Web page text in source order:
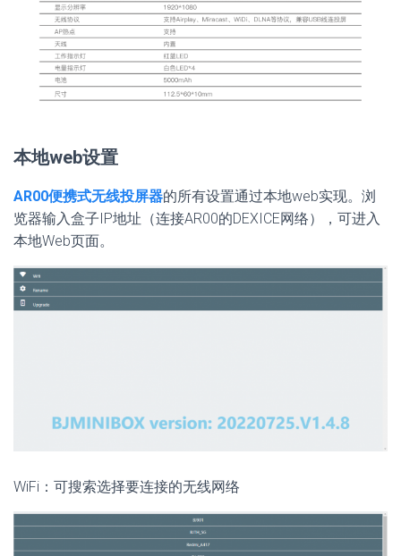
本地web设置
AR00便携式无线投屏器的所有设置通过本地web实现。浏
览器输入盒子IP地址（连接AR00的DEXICE网络），可进入
本地Web页面。
WiFi：可搜索选择要连接的无线网络